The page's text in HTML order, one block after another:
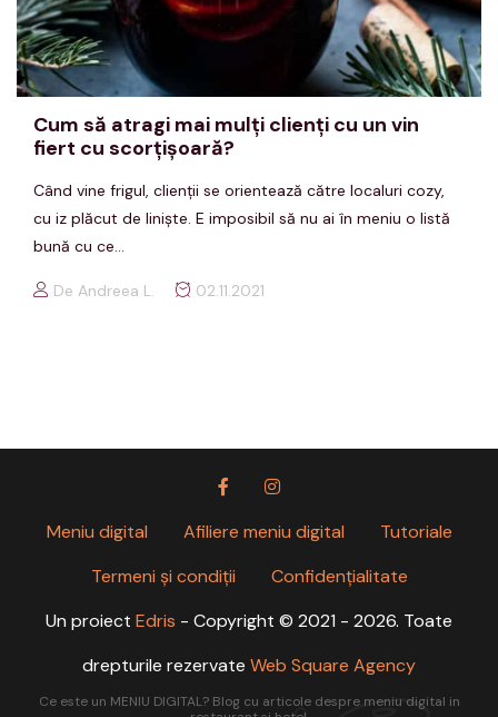
Cum să atragi mai mulţi clienţi cu un vin
fiert cu scorţişoară?
Când vine frigul, clienţii se orientează către localuri cozy,
cu iz plăcut de linişte. E imposibil să nu ai în meniu o listă
bună cu ce...
De Andreea L. 02.11.2021
Meniu digital Afiliere meniu digital
Tutoriale
Termeni și condiții
Confidențialitate
Un proiect Edris - Copyright © 2021 - 2026. Toate
drepturile rezervate Web Square Agency
Ce este un MENIU DIGITAL? Blog cu articole despre meniu digital in